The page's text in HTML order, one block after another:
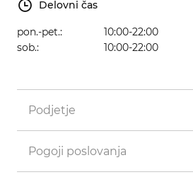
Delovni čas
pon.-pet.:
10:00-22:00
sob.:
10:00-22:00
Podjetje
Pogoji poslovanja